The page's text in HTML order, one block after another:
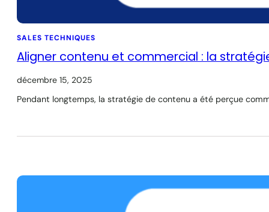
SALES TECHNIQUES
Aligner contenu et commercial : la
décembre 15, 2025
Pendant longtemps, la stratégie de contenu a été perçue